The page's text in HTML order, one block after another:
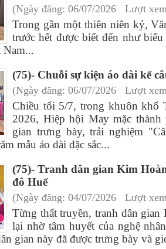
(Ngày đăng: 06/07/2026 Lượt
Trong gần một thiên niên kỷ,
trước hết được biết đến như
Nam...
(75)- Chuỗi sự kiện áo dài kể
(Ngày đăng: 06/07/2026 Lượt
Chiều tối 5/7, trong khuôn khổ
2026, Hiệp hội May mặc
gian trưng bày, trải nghiệm
mẫu áo dài đặc sắc...
(75)- Tranh dân gian Kim
đô Huế
(Ngày đăng: 04/07/2026 Lượt
Từng thất truyền, tranh dân
lại nhờ tâm huyết của nghệ
gian này đã được trưng bày và